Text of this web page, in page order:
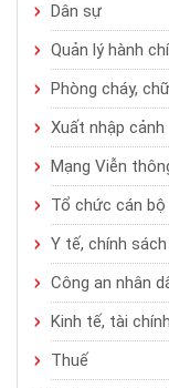
Dân sự
Quản lý hành
Phòng cháy,
Xuất nhập cảnh
Mạng Viễn
Tổ chức cán bộ
Y tế, chính
Công an nhân
Kinh tế, tài chính
Thuế